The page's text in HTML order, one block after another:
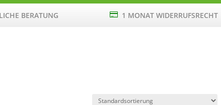
BERATUNG  1 MONAT WIDERRUFSRECHT